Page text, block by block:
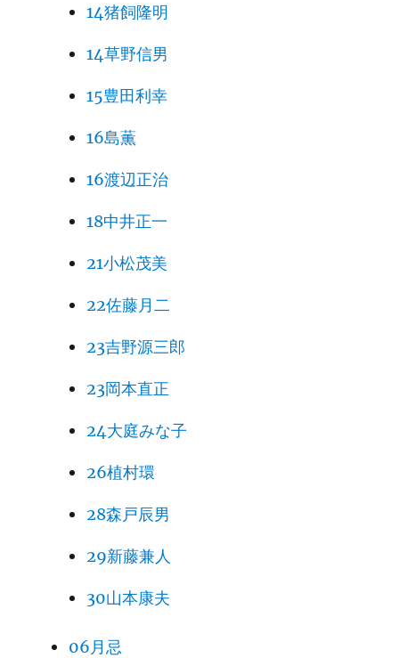
14猪飼隆明
14草野信男
15豊田利幸
16島薫
16渡辺正治
18中井正一
21小松茂美
22佐藤月二
23吉野源三郎
23岡本直正
24大庭みな子
26植村環
28森戸辰男
29新藤兼人
30山本康夫
06月忌